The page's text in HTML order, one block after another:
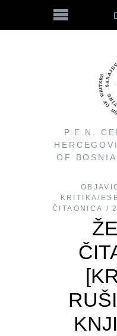
P.E.N.
OF
KRITIKA/
ČITAONICA